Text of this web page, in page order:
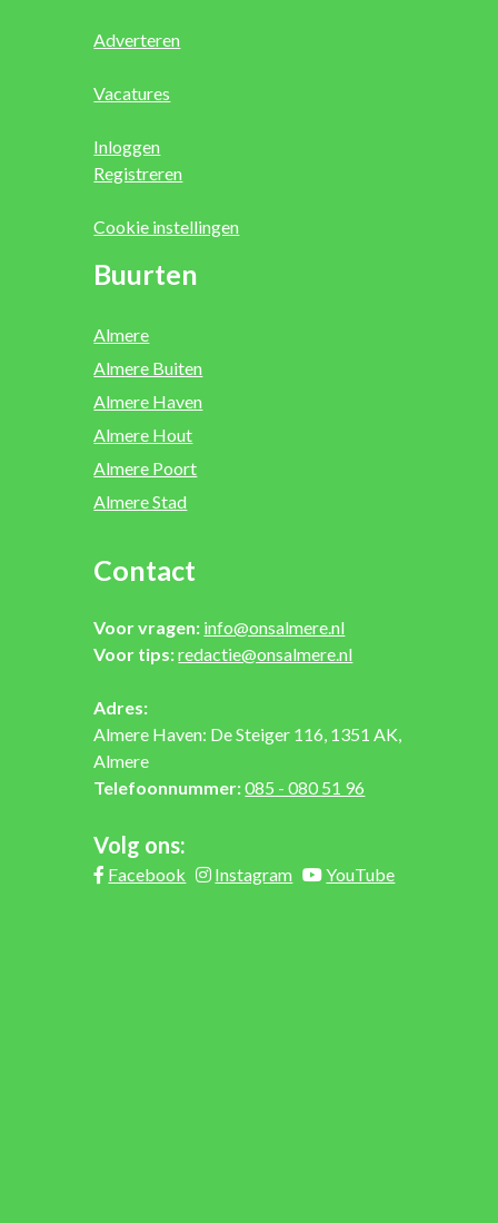
Adverteren
Vacatures
Inloggen
Registreren
Cookie instellingen
Buurten
Almere
Almere Buiten
Almere Haven
Almere Hout
Almere Poort
Almere Stad
Contact
Voor vragen: info@onsalmere.nl
Voor tips:redactie@onsalmere.nl
Adres:
Almere Haven: De Steiger 116, 1351 AK,
Almere
Telefoonnummer:085 - 080 51 96
Volg ons:
Facebook Instagram YouTube